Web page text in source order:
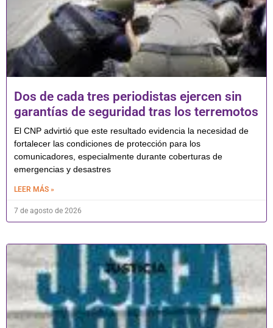
Dos de cada tres periodistas ejercen sin
garantías de seguridad tras los terremotos
El CNP advirtió que este resultado evidencia la necesidad de
fortalecer las condiciones de protección para los
comunicadores, especialmente durante coberturas de
emergencias y desastres
LEER MÁS »
7 de agosto de 2026